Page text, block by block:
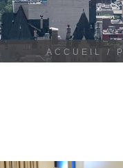
ACCUEIL /